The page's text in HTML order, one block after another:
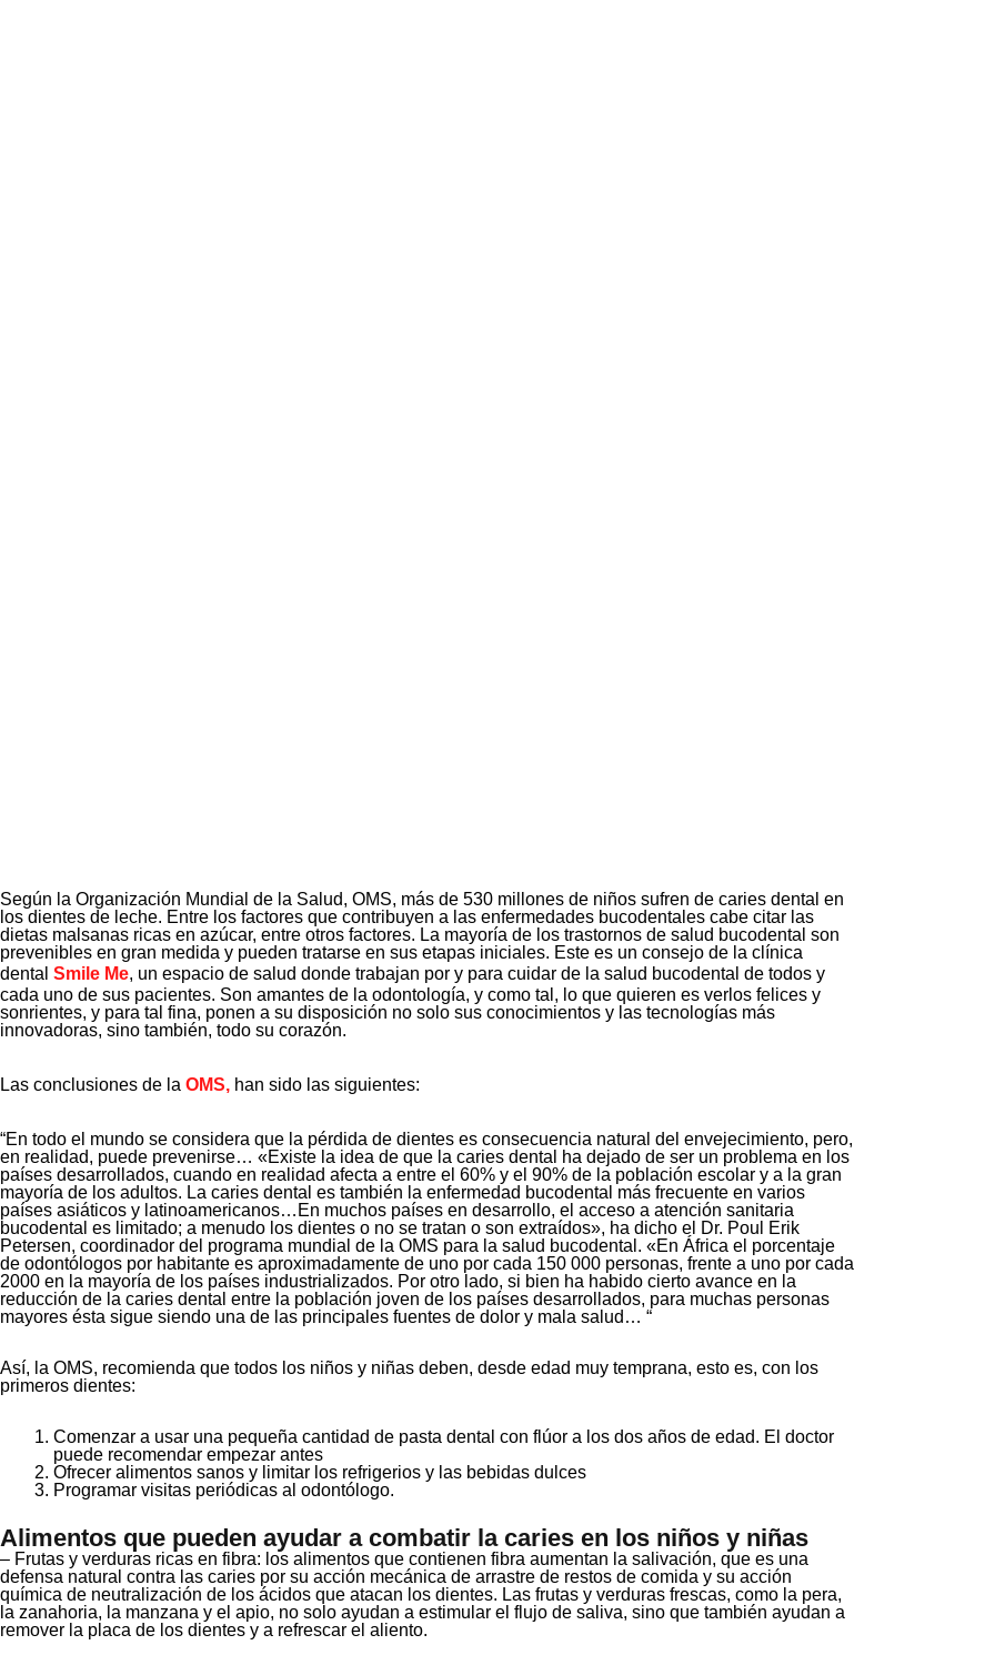
Según la Organización Mundial de la Salud, OMS, más de 530 millones de niños sufren de caries dental en
los dientes de leche. Entre los factores que contribuyen a las enfermedades bucodentales cabe citar las
dietas malsanas ricas en azúcar, entre otros factores. La mayoría de los trastornos de salud bucodental son
prevenibles en gran medida y pueden tratarse en sus etapas iniciales. Este es un consejo de la clínica
dental Smile Me, un espacio de salud donde trabajan por y para cuidar de la salud bucodental de todos y
cada uno de sus pacientes. Son amantes de la odontología, y como tal, lo que quieren es verlos felices y
sonrientes, y para tal fina, ponen a su disposición no solo sus conocimientos y las tecnologías más
innovadoras, sino también, todo su corazón.
Las conclusiones de la OMS, han sido las siguientes:
“En todo el mundo se considera que la pérdida de dientes es consecuencia natural del envejecimiento, pero,
en realidad, puede prevenirse… «Existe la idea de que la caries dental ha dejado de ser un problema en los
países desarrollados, cuando en realidad afecta a entre el 60% y el 90% de la población escolar y a la gran
mayoría de los adultos. La caries dental es también la enfermedad bucodental más frecuente en varios
países asiáticos y latinoamericanos…En muchos países en desarrollo, el acceso a atención sanitaria
bucodental es limitado; a menudo los dientes o no se tratan o son extraídos», ha dicho el Dr. Poul Erik
Petersen, coordinador del programa mundial de la OMS para la salud bucodental. «En África el porcentaje
de odontólogos por habitante es aproximadamente de uno por cada 150 000 personas, frente a uno por cada
2000 en la mayoría de los países industrializados. Por otro lado, si bien ha habido cierto avance en la
reducción de la caries dental entre la población joven de los países desarrollados, para muchas personas
mayores ésta sigue siendo una de las principales fuentes de dolor y mala salud… “
Así, la OMS, recomienda que todos los niños y niñas deben, desde edad muy temprana, esto es, con los
primeros dientes:
Comenzar a usar una pequeña cantidad de pasta dental con flúor a los dos años de edad. El doctor
puede recomendar empezar antes
Ofrecer alimentos sanos y limitar los refrigerios y las bebidas dulces
Programar visitas periódicas al odontólogo.
Alimentos que pueden ayudar a combatir la caries en los niños y niñas
– Frutas y verduras ricas en fibra: los alimentos que contienen fibra aumentan la salivación, que es una
defensa natural contra las caries por su acción mecánica de arrastre de restos de comida y su acción
química de neutralización de los ácidos que atacan los dientes. Las frutas y verduras frescas, como la pera,
la zanahoria, la manzana y el apio, no solo ayudan a estimular el flujo de saliva, sino que también ayudan a
remover la placa de los dientes y a refrescar el aliento.